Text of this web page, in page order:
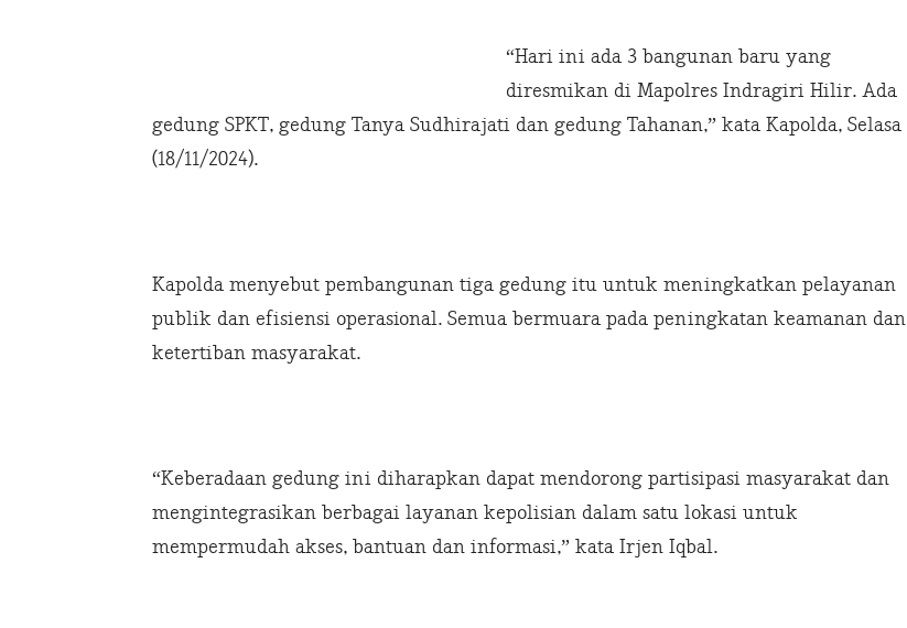
“Hari ini ada 3 bangunan baru yang
diresmikan di Mapolres Indragiri Hilir. Ada
gedung SPKT, gedung Tanya Sudhirajati dan gedung Tahanan,” kata Kapolda, Selasa
(18/11/2024).
Kapolda menyebut pembangunan tiga gedung itu untuk meningkatkan pelayanan
publik dan efisiensi operasional. Semua bermuara pada peningkatan keamanan dan
ketertiban masyarakat.
“Keberadaan gedung ini diharapkan dapat mendorong partisipasi masyarakat dan
mengintegrasikan berbagai layanan kepolisian dalam satu lokasi untuk
mempermudah akses, bantuan dan informasi,” kata Irjen Iqbal.